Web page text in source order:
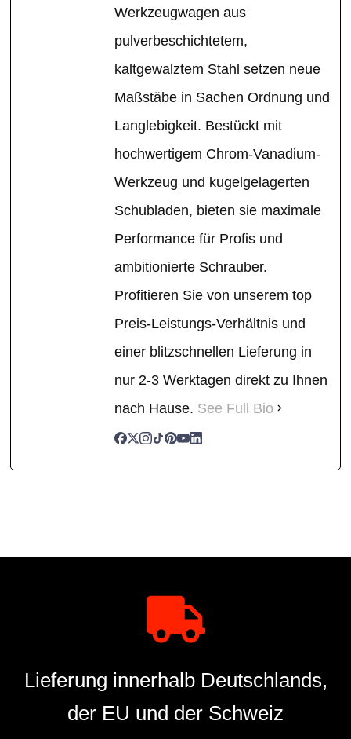
Werkzeugwagen aus
pulverbeschichtetem,
kaltgewalztem Stahl setzen neue
Maßstäbe in Sachen Ordnung und
Langlebigkeit. Bestückt mit
hochwertigem Chrom-Vanadium-
Werkzeug und kugelgelagerten
Schubladen, bieten sie maximale
Performance für Profis und
ambitionierte Schrauber.
Profitieren Sie von unserem top
Preis-Leistungs-Verhältnis und
einer blitzschnellen Lieferung in
nur 2-3 Werktagen direkt zu Ihnen
nach Hause. See Full Bio
Lieferung innerhalb Deutschlands,
der EU und der Schweiz